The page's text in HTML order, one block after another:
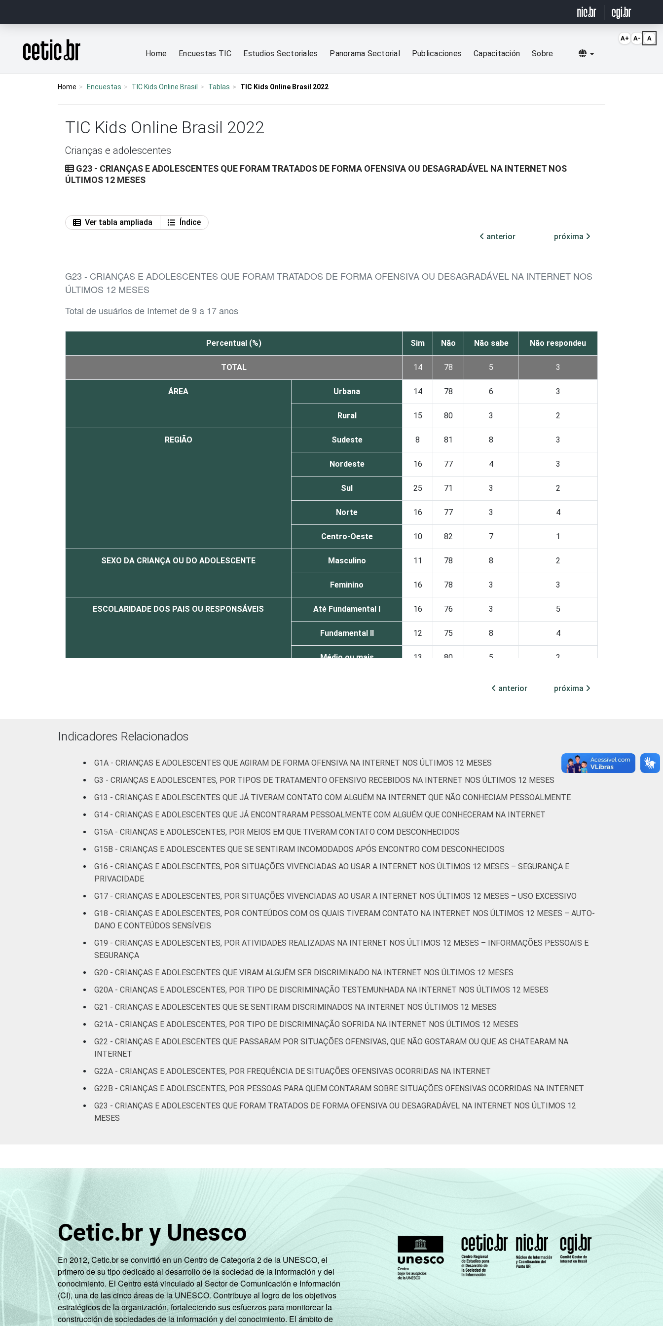
Página inicial
Home Encuestas TIC Estudios Sectoriales Panorama Sectorial Publicaciones Capacitación Sobre Selecionar idioma
Home Encuestas TIC Kids Online Brasil Tablas TIC Kids Online Brasil 2022
TIC Kids Online Brasil 2022
Crianças e adolescentes
G23 - CRIANÇAS E ADOLESCENTES QUE FORAM TRATADOS DE FORMA OFENSIVA OU DESAGRADÁVEL NA INTERNET NOS
ÚLTIMOS 12 MESES
Ver tabla ampliada
Índice
anterior
próxima
G23 - CRIANÇAS E ADOLESCENTES QUE FORAM TRATADOS DE FORMA OFENSIVA OU DESAGRADÁVEL NA INTERNET NOS
ÚLTIMOS 12 MESES
Total de usuários de Internet de 9 a 17 anos
Percentual (%) Sim Não Não sabe Não respondeu
TOTAL 14 78 5 3
ÁREA Urbana 14 78 6 3
Rural 15 80 3 2
REGIÃO Sudeste 8 81 8 3
Nordeste 16 77 4 3
Sul 25 71 3 2
Norte 16 77 3 4
Centro-Oeste 10 82 7 1
SEXO DA CRIANÇA OU DO ADOLESCENTE Masculino 11 78 8 2
Feminino 16 78 3 3
ESCOLARIDADE DOS PAIS OU RESPONSÁVEIS Até Fundamental I 16 76 3 5
Fundamental II 12 75 8 4
Médio ou mais 13 80 5 2
RENDA FAMILIAR Até 1 SM 12 77 6
Mais de 1 SM até 2 SM 13 83 2 2
Mais de 2 SM até 3 SM 11 84
Mais de 3 SM 16 72 9
Não sabe 25 74 1 0
CLASSE SOCIAL AB 20 77 2 1
C 9 81 7
DOMICÍLIO COM ACESSO À INTERNET Sim 14 78 6
Não 14 77 2 7
Fonte: CGI.br/NIC.br, Centro Regional de Estudos para o Desenvolvimento da Sociedade da Informação (Cetic.br), Pesquisa sobre o uso da Internet
anterior próxima
Indicadores Relacionados
G1A - CRIANÇAS E ADOLESCENTES QUE AGIRAM DE FORMA OFENSIVA NA INTERNET NOS ÚLTIMOS 12 MESES
G3 - CRIANÇAS E ADOLESCENTES, POR TIPOS DE TRATAMENTO OFENSIVO RECEBIDOS NA INTERNET NOS ÚLTIMOS 12 MESES
G13 - CRIANÇAS E ADOLESCENTES QUE JÁ TIVERAM CONTATO COM ALGUÉM NA INTERNET QUE NÃO CONHECIAM PESSOALMENTE
G14 - CRIANÇAS E ADOLESCENTES QUE JÁ ENCONTRARAM PESSOALMENTE COM ALGUÉM QUE CONHECERAM NA INTERNET
G15A - CRIANÇAS E ADOLESCENTES, POR MEIOS EM QUE TIVERAM CONTATO COM DESCONHECIDOS
G15B - CRIANÇAS E ADOLESCENTES QUE SE SENTIRAM INCOMODADOS APÓS ENCONTRO COM DESCONHECIDOS
G16 - CRIANÇAS E ADOLESCENTES, POR SITUAÇÕES VIVENCIADAS AO USAR A INTERNET NOS ÚLTIMOS 12 MESES – SEGURANÇA E
PRIVACIDADE
G17 - CRIANÇAS E ADOLESCENTES, POR SITUAÇÕES VIVENCIADAS AO USAR A INTERNET NOS ÚLTIMOS 12 MESES – USO EXCESSIVO
G18 - CRIANÇAS E ADOLESCENTES, POR CONTEÚDOS COM OS QUAIS TIVERAM CONTATO NA INTERNET NOS ÚLTIMOS 12 MESES – AUTO-
DANO E CONTEÚDOS SENSÍVEIS
G19 - CRIANÇAS E ADOLESCENTES, POR ATIVIDADES REALIZADAS NA INTERNET NOS ÚLTIMOS 12 MESES – INFORMAÇÕES PESSOAIS E
SEGURANÇA
G20 - CRIANÇAS E ADOLESCENTES QUE VIRAM ALGUÉM SER DISCRIMINADO NA INTERNET NOS ÚLTIMOS 12 MESES
G20A - CRIANÇAS E ADOLESCENTES, POR TIPO DE DISCRIMINAÇÃO TESTEMUNHADA NA INTERNET NOS ÚLTIMOS 12 MESES
G21 - CRIANÇAS E ADOLESCENTES QUE SE SENTIRAM DISCRIMINADOS NA INTERNET NOS ÚLTIMOS 12 MESES
G21A - CRIANÇAS E ADOLESCENTES, POR TIPO DE DISCRIMINAÇÃO SOFRIDA NA INTERNET NOS ÚLTIMOS 12 MESES
G22 - CRIANÇAS E ADOLESCENTES QUE PASSARAM POR SITUAÇÕES OFENSIVAS, QUE NÃO GOSTARAM OU QUE AS CHATEARAM NA
INTERNET
G22A - CRIANÇAS E ADOLESCENTES, POR FREQUÊNCIA DE SITUAÇÕES OFENSIVAS OCORRIDAS NA INTERNET
G22B - CRIANÇAS E ADOLESCENTES, POR PESSOAS PARA QUEM CONTARAM SOBRE SITUAÇÕES OFENSIVAS OCORRIDAS NA INTERNET
G23 - CRIANÇAS E ADOLESCENTES QUE FORAM TRATADOS DE FORMA OFENSIVA OU DESAGRADÁVEL NA INTERNET NOS ÚLTIMOS 12
MESES
Cetic.br y Unesco
En 2012, Cetic.br se convirtió en un Centro de Categoría 2 de la UNESCO, el
primero de su tipo dedicado al desarrollo de la sociedad de la información y del
conocimiento. El Centro está vinculado al Sector de Comunicación e Información
(CI), una de las cinco áreas de la UNESCO. Contribuye al logro de los objetivos
estratégicos de la organización, fortaleciendo sus esfuerzos para monitorear la
construcción de sociedades de la información y del conocimiento. El ámbito de
A+ A- A